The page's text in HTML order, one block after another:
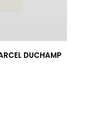
DUCHAMP